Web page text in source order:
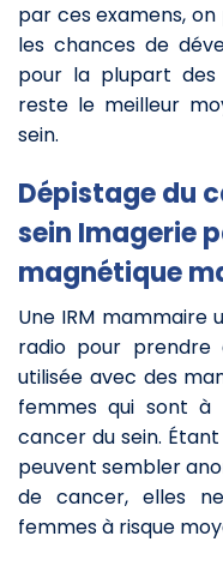
par ces examens,
les chances de
pour la plupart des
reste le meilleur
sein.
Dépistage du
sein Imagerie
magnétique
Une IRM mammaire
radio pour prendre
utilisée avec des
femmes qui sont
cancer du sein.
peuvent sembler
de cancer, elles
femmes à risque